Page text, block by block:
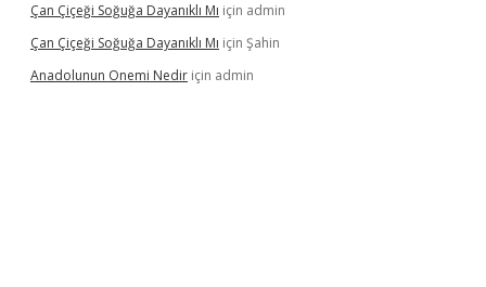
Çan Çiçeği Soğuğa Dayanıklı Mı için admin
Çan Çiçeği Soğuğa Dayanıklı Mı için Şahin
Anadolunun Onemi Nedir için admin